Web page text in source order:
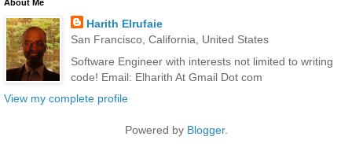
About Me
Harith Elrufaie
San Francisco, California, United States
Software Engineer with interests not limited to writing
code! Email: Elharith At Gmail Dot com
View my complete profile
Powered by Blogger.